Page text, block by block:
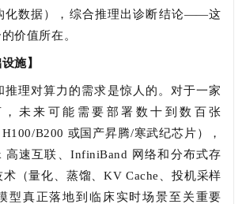
化数据），综合推理出诊断结论——这
价值所在。
施】
推理对算力的需求是惊人的。对于一家
未来可能需要部署数十到数百张
B200 或国产昇腾/寒武纪芯片），
高速互联、InfiniBand 网络和分布式存
（量化、蒸馏、KV Cache、投机采样
型真正落地到临床实时场景至关重要